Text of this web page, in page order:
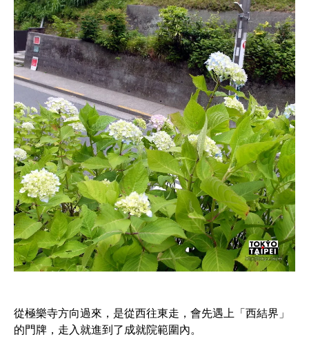
從極樂寺方向過來，是從西往東走，會先遇上「西結界」
的門牌，走入就進到了成就院範圍內。